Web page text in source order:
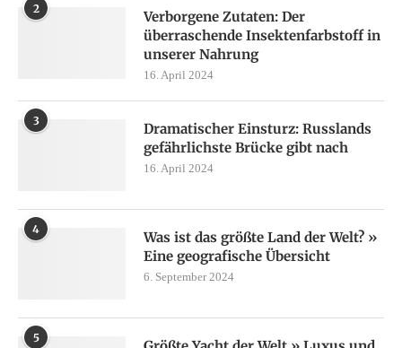
2
Verborgene Zutaten: Der
überraschende Insektenfarbstoff in
unserer Nahrung
16. April 2024
3
Dramatischer Einsturz: Russlands
gefährlichste Brücke gibt nach
16. April 2024
4
Was ist das größte Land der Welt? »
Eine geografische Übersicht
6. September 2024
5